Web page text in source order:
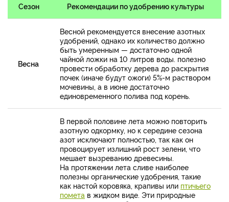
Сезон Рекомендации по удобрению культуры
Весна
Весной рекомендуется внесение азотных
удобрений, однако их количество должно
быть умеренным — достаточно одной
чайной ложки на 10 литров воды. полезно
провести обработку дерева до раскрытия
почек (иначе будут ожоги) 5%-м раствором
мочевины, а в июне достаточно
единовременного полива под корень.
В первой половине лета можно повторить
азотную одкормку, но к середине сезона
азот исключают полностью, так как он
провоцирует излишний рост зелени, что
мешает вызреванию древесины.
На протяжении лета сливе наиболее
полезны органические удобрения, такие
как настой коровяка, крапивы или птичьего
помета в жидком виде. Эти природные